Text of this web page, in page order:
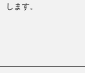
します。